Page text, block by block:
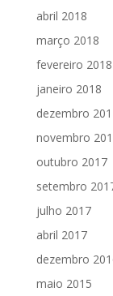
abril 2018
março 2018
fevereiro 2018
janeiro 2018
dezembro
novembro
outubro 2017
setembro
julho 2017
abril 2017
dezembro
maio 2015